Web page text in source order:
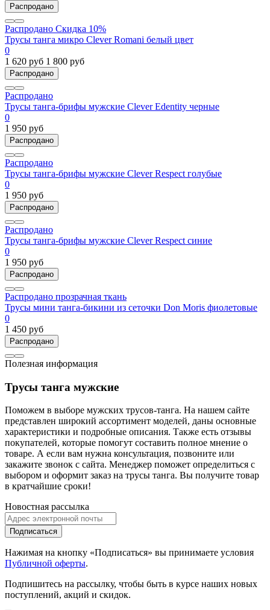
Распродано
Распродано Скидка 10%
Трусы танга микро Clever Romani белый цвет
0
1 620 руб 1 800 руб
Распродано
Распродано
Трусы танга-брифы мужские Clever Edentity черные
0
1 950 руб
Распродано
Распродано
Трусы танга-брифы мужские Clever Respect голубые
0
1 950 руб
Распродано
Распродано
Трусы танга-брифы мужские Clever Respect синие
0
1 950 руб
Распродано
Распродано прозрачная ткань
Трусы мини танга-бикини из сеточки Don Moris фиолетовые
0
1 450 руб
Распродано
Полезная информация
Трусы танга мужские
Поможем в выборе мужских трусов-танга. На нашем сайте
представлен широкий ассортимент моделей, даны основные
характеристики и подробные описания. Также есть отзывы
покупателей, которые помогут составить полное мнение о
товаре. А если вам нужна консультация, позвоните или
закажите звонок с сайта. Менеджер поможет определиться с
выбором и оформит заказ на трусы танга. Вы получите товар
в кратчайшие сроки!
Новостная рассылка
Подписаться
Нажимая на кнопку «Подписаться» вы принимаете условия
Публичной оферты.
Подпишитесь на рассылку, чтобы быть в курсе наших новых
поступлений, акций и скидок.